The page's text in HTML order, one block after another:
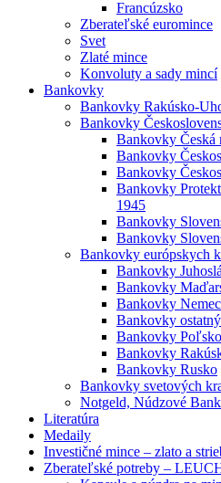
Francúzsko
Zberateľské euromince
Svet
Zlaté mince
Konvoluty a sady mincí
Bankovky
Bankovky Rakúsko-
Bankovky
Bankovky Česká
Bankovky
Bankovky
Bankovky
1945
Bankovky
Bankovky
Bankovky európskych
Bankovky
Bankovky
Bankovky
Bankovky
Bankovky Poľsko
Bankovky
Bankovky Rusko
Bankovky svetových
Notgeld, Núdzové
Literatúra
Medaily
Investičné mince – zlato a
Zberateľské potreby –